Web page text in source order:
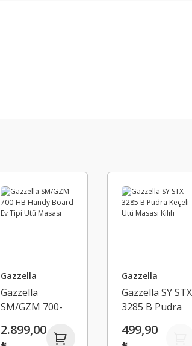
Gazzella
Gazzella
SM/GZM 700-
Board Ev Tipi
2.899,00
Gazzella
Gazzella SY STX
3285 B Pudra
Masası Kılıfı
499,90